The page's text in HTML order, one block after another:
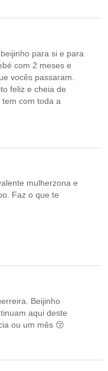
para si e para
com 2 meses e
vocês passaram.
feliz e cheia de
com toda a
mulherzona e
Faz o que te
Beijinho
aqui deste
ou um mês 😚